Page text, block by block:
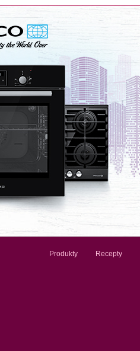
Produkty Recepty